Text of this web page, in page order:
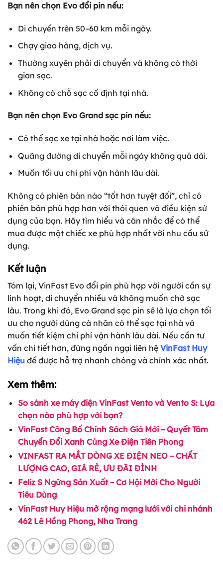
Bạn nên chọn Evo đổi pin nếu:
Di chuyển trên 50–60 km mỗi ngày.
Chạy giao hàng, dịch vụ.
Thường xuyên phải di chuyển và không có thời
gian sạc.
Không có chỗ sạc cố định tại nhà.
Bạn nên chọn Evo Grand sạc pin nếu:
Có thể sạc xe tại nhà hoặc nơi làm việc.
Quãng đường di chuyển mỗi ngày không quá dài.
Muốn tối ưu chi phí vận hành lâu dài.
Không có phiên bản nào “tốt hơn tuyệt đối”, chỉ có
phiên bản phù hợp hơn với thói quen và điều kiện sử
dụng của bạn. Hãy tìm hiểu và cân nhắc để có thể
mua được một chiếc xe phù hợp nhất với nhu cầu sử
dụng.
Kết luận
Tóm lại, VinFast Evo đổi pin phù hợp với người cần sự
linh hoạt, di chuyển nhiều và không muốn chờ sạc
lâu. Trong khi đó, Evo Grand sạc pin sẽ là lựa chọn tối
ưu cho người dùng cá nhân có thể sạc tại nhà và
muốn tiết kiệm chi phí vận hành lâu dài. Nếu cần tư
vấn chi tiết hơn, đừng ngần ngại liên hệ VinFast Huy
Hiệu để được hỗ trợ nhanh chóng và chính xác nhất.
Xem thêm:
So sánh xe máy điện VinFast Vento và Vento S: Lựa
chọn nào phù hợp với bạn?
VinFast Công Bố Chính Sách Giá Mới – Quyết Tâm
Chuyển Đổi Xanh Cùng Xe Điện Tiên Phong
VINFAST RA MẮT DÒNG XE ĐIỆN NEO – CHẤT
LƯỢNG CAO, GIÁ RẺ, ƯU ĐÃI ĐỈNH
Feliz S Ngừng Sản Xuất – Cơ Hội Mới Cho Người
Tiêu Dùng
VinFast Huy Hiệu mở rộng mạng lưới với chi nhánh
462 Lê Hồng Phong, Nha Trang